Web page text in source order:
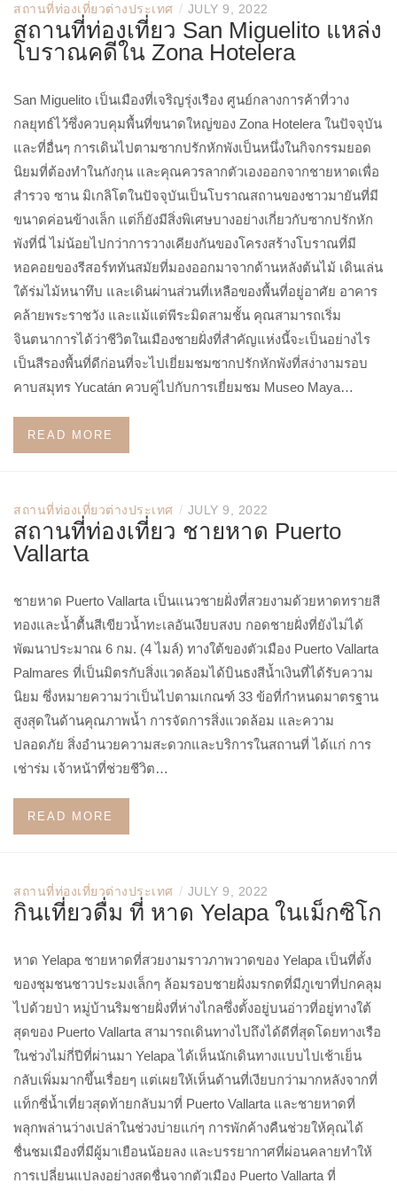
สถานที่ท่องเที่ยวต่างประเทศ / JULY 9, 2022
สถานที่ท่องเที่ยว San Miguelito แหล่ง
โบราณคดีใน Zona Hotelera
San Miguelito เป็นเมืองที่เจริญรุ่งเรือง ศูนย์กลางการค้าที่วาง
กลยุทธ์ไว้ซึ่งควบคุมพื้นที่ขนาดใหญ่ของ Zona Hotelera ในปัจจุบัน
และที่อื่นๆ การเดินไปตามซากปรักหักพังเป็นหนึ่งในกิจกรรมยอด
นิยมที่ต้องทำในกังกุน และคุณควรลากตัวเองออกจากชายหาดเพื่อ
สำรวจ ซาน มิเกลิโตในปัจจุบันเป็นโบราณสถานของชาวมายันที่มี
ขนาดค่อนข้างเล็ก แต่ก็ยังมีสิ่งพิเศษบางอย่างเกี่ยวกับซากปรักหัก
พังที่นี่ ไม่น้อยไปกว่าการวางเคียงกันของโครงสร้างโบราณที่มี
หอคอยของรีสอร์ททันสมัยที่มองออกมาจากด้านหลังต้นไม้ เดินเล่น
ใต้ร่มไม้หนาทึบ และเดินผ่านส่วนที่เหลือของพื้นที่อยู่อาศัย อาคาร
คล้ายพระราชวัง และแม้แต่พีระมิดสามชั้น คุณสามารถเริ่ม
จินตนาการได้ว่าชีวิตในเมืองชายฝั่งที่สำคัญแห่งนี้จะเป็นอย่างไร
เป็นสีรองพื้นที่ดีก่อนที่จะไปเยี่ยมชมซากปรักหักพังที่สง่างามรอบ
คาบสมุทร Yucatán ควบคู่ไปกับการเยี่ยมชม Museo Maya…
READ MORE
สถานที่ท่องเที่ยวต่างประเทศ / JULY 9, 2022
สถานที่ท่องเที่ยว ชายหาด Puerto
Vallarta
ชายหาด Puerto Vallarta เป็นแนวชายฝั่งที่สวยงามด้วยหาดทรายสี
ทองและน้ำตื้นสีเขียวน้ำทะเลอันเงียบสงบ กอดชายฝั่งที่ยังไม่ได้
พัฒนาประมาณ 6 กม. (4 ไมล์) ทางใต้ของตัวเมือง Puerto Vallarta
Palmares ที่เป็นมิตรกับสิ่งแวดล้อมได้บินธงสีน้ำเงินที่ได้รับความ
นิยม ซึ่งหมายความว่าเป็นไปตามเกณฑ์ 33 ข้อที่กำหนดมาตรฐาน
สูงสุดในด้านคุณภาพน้ำ การจัดการสิ่งแวดล้อม และความ
ปลอดภัย สิ่งอำนวยความสะดวกและบริการในสถานที่ ได้แก่ การ
เช่าร่ม เจ้าหน้าที่ช่วยชีวิต…
READ MORE
สถานที่ท่องเที่ยวต่างประเทศ / JULY 9, 2022
กินเที่ยวดื่ม ที่ หาด Yelapa ในเม็กซิโก
หาด Yelapa ชายหาดที่สวยงามราวภาพวาดของ Yelapa เป็นที่ตั้ง
ของชุมชนชาวประมงเล็กๆ ล้อมรอบชายฝั่งมรกตที่มีภูเขาที่ปกคลุม
ไปด้วยป่า หมู่บ้านริมชายฝั่งที่ห่างไกลซึ่งตั้งอยู่บนอ่าวที่อยู่ทางใต้
สุดของ Puerto Vallarta สามารถเดินทางไปถึงได้ดีที่สุดโดยทางเรือ
ในช่วงไม่กี่ปีที่ผ่านมา Yelapa ได้เห็นนักเดินทางแบบไปเช้าเย็น
กลับเพิ่มมากขึ้นเรื่อยๆ แต่เผยให้เห็นด้านที่เงียบกว่ามากหลังจากที่
แท็กซี่น้ำเที่ยวสุดท้ายกลับมาที่ Puerto Vallarta และชายหาดที่
พลุกพล่านว่างเปล่าในช่วงบ่ายแก่ๆ การพักค้างคืนช่วยให้คุณได้
ชื่นชมเมืองที่มีผู้มาเยือนน้อยลง และบรรยากาศที่ผ่อนคลายทำให้
การเปลี่ยนแปลงอย่างสดชื่นจากตัวเมือง Puerto Vallarta ที่